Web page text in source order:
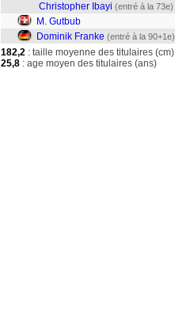
Christopher Ibayi (entré à la 73e)
M. Gutbub
Dominik Franke (entré à la 90+1e)
182,2 : taille moyenne des titulaires (cm)
25,8 : age moyen des titulaires (ans)